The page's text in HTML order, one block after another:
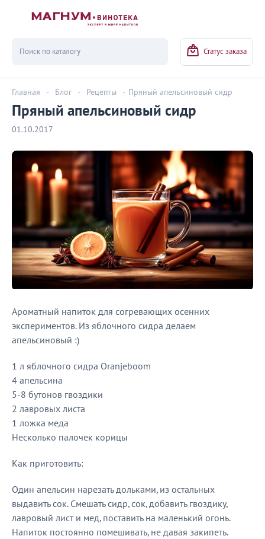
Статус заказа
Главная - Блог - Рецепты - Пряный апельсиновый сидр
Пряный апельсиновый сидр
01.10.2017
Ароматный напиток для согревающих осенних
экспериментов. Из яблочного сидра делаем
апельсиновый :)
1 л яблочного сидра Oranjeboom
4 апельсина
5-8 бутонов гвоздики
2 лавровых листа
1 ложка меда
Несколько палочек корицы
Как приготовить:
Один апельсин нарезать дольками, из остальных
выдавить сок. Смешать сидр, сок, добавить гвоздику,
лавровый лист и мед, поставить на маленький огонь.
Напиток постоянно помешивать, не давая закипеть.